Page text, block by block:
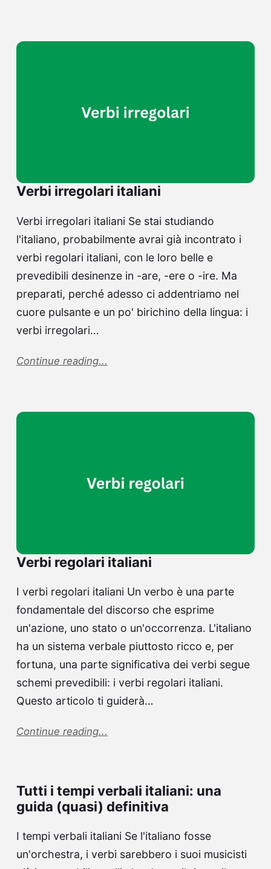
Verbi irregolari italiani
Verbi irregolari italiani Se stai studiando
l'italiano, probabilmente avrai già incontrato i
verbi regolari italiani, con le loro belle e
prevedibili desinenze in -are, -ere o -ire. Ma
preparati, perché adesso ci addentriamo nel
cuore pulsante e un po' birichino della lingua: i
verbi irregolari…
Continue reading...
Verbi regolari italiani
I verbi regolari italiani Un verbo è una parte
fondamentale del discorso che esprime
un'azione, uno stato o un'occorrenza. L'italiano
ha un sistema verbale piuttosto ricco e, per
fortuna, una parte significativa dei verbi segue
schemi prevedibili: i verbi regolari italiani.
Questo articolo ti guiderà…
Continue reading...
Tutti i tempi verbali italiani: una
guida (quasi) definitiva
I tempi verbali italiani Se l'italiano fosse
un'orchestra, i verbi sarebbero i suoi musicisti